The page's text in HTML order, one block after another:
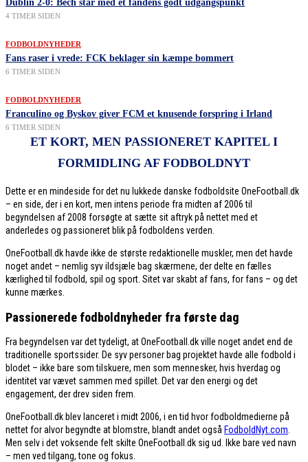
Dublin 2-0: Bech står med et fandens godt udgangspunkt
4 TIMER SIDEN
FODBOLDNYHEDER
Fans raser i vrede: FCK beklager sin kæmpe bommert
6 TIMER SIDEN
FODBOLDNYHEDER
Franculino og Byskov giver FCM et knusende forspring i Irland
6 TIMER SIDEN
ET KORT, MEN PASSIONERET KAPITEL I
FORMIDLING AF FODBOLDNYT
Dette er en mindeside for det nu lukkede danske fodboldsite OneFootball.dk
– en side, der i en kort, men intens periode fra midten af 2006 til
begyndelsen af 2008 forsøgte at sætte sit aftryk på nettet med et
anderledes og passioneret blik på fodboldens verden.
OneFootball.dk havde ikke de største redaktionelle muskler, men det havde
noget andet – nemlig syv ildsjæle bag skærmene, der delte en fælles
kærlighed til fodbold, spil og sport. Sitet var skabt af fans, for fans – og det
kunne mærkes.
Passionerede fodboldnyheder fra første dag
Fra begyndelsen var det tydeligt, at OneFootball.dk ville noget andet end de
traditionelle sportssider. De syv personer bag projektet havde alle fodbold i
blodet – ikke bare som tilskuere, men som mennesker, hvis hverdag og
identitet var vævet sammen med spillet. Det var den energi og det
engagement, der drev siden frem.
OneFootball.dk blev lanceret i midt 2006, i en tid hvor fodboldmedierne på
nettet for alvor begyndte at blomstre, blandt andet også FodboldNyt.com
Men selv i det voksende felt skilte OneFootball.dk sig ud. Ikke bare ved navn
– men ved tilgang, tone og fokus.